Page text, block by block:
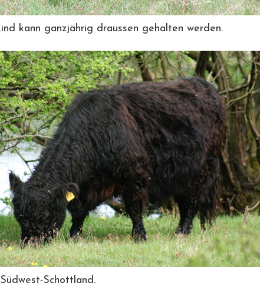
kann ganzjährig draussen gehalten werden.
Schottland.